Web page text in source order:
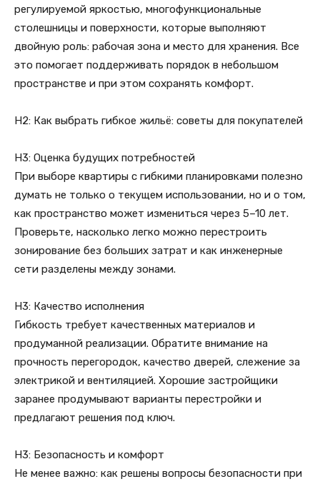
регулируемой яркостью, многофункциональные
столешницы и поверхности, которые выполняют
двойную роль: рабочая зона и место для хранения. Все
это помогает поддерживать порядок в небольшом
пространстве и при этом сохранять комфорт.
H2: Как выбрать гибкое жильё: советы для покупателей
H3: Оценка будущих потребностей
При выборе квартиры с гибкими планировками полезно
думать не только о текущем использовании, но и о том,
как пространство может измениться через 5–10 лет.
Проверьте, насколько легко можно перестроить
зонирование без больших затрат и как инженерные
сети разделены между зонами.
H3: Качество исполнения
Гибкость требует качественных материалов и
продуманной реализации. Обратите внимание на
прочность перегородок, качество дверей, слежение за
электрикой и вентиляцией. Хорошие застройщики
заранее продумывают варианты перестройки и
предлагают решения под ключ.
H3: Безопасность и комфорт
Не менее важно: как решены вопросы безопасности при